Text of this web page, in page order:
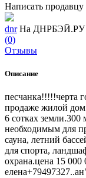
Написать продавцу
dnr На ДНРБЭЙ.РУ
(0)
Отзывы
Описание
песчанка!!!!!черта
продаже жилой
6 сотках
необходимым для
сауна, летний
для спорта,
охрана.цена 15